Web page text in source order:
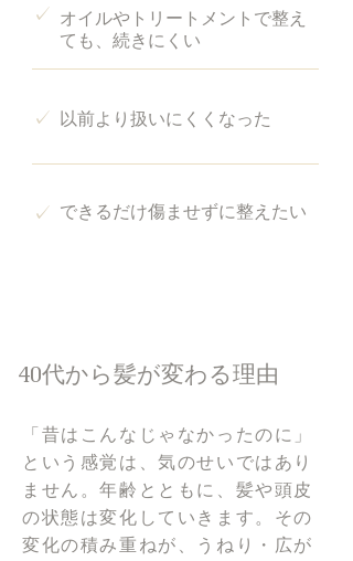
✓ オイルやトリートメントで整え
ても、続きにくい
✓ 以前より扱いにくくなった
✓ できるだけ傷ませずに整えたい
40代から髪が変わる理由
「昔はこんなじゃなかったのに」
という感覚は、気のせいではあり
ません。年齢とともに、髪や頭皮
の状態は変化していきます。その
変化の積み重ねが、うねり・広が